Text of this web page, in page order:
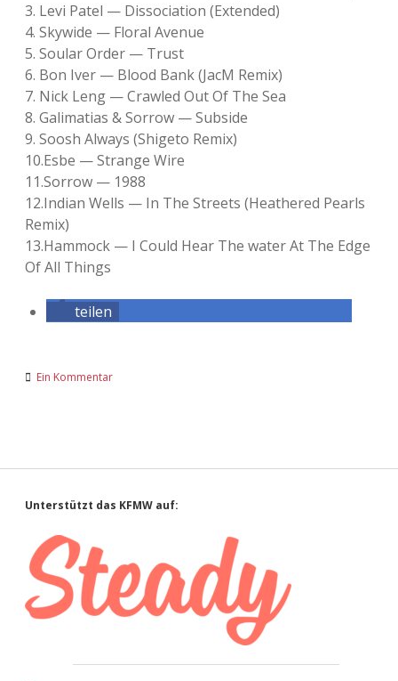
3. Levi Patel — Dis­so­cia­tion (Exten­ded)
4. Sky­wide — Flo­ral Ave­nue
5. Sou­lar Order — Trust
6. Bon Iver — Blood Bank (JacM Remix)
7. Nick Leng — Craw­led Out Of The Sea
8. Gali­ma­tias & Sor­row — Sub­side
9. Soosh Always (Shi­geto Remix)
10.Esbe — Strange Wire
11.Sorrow — 1988
12.Indian Wells — In The Streets (Hea­the­red Pearls
Remix)
13.Hammock — I Could Hear The water At The Edge
Of All Things
teilen
Ein Kommentar
Sidebar
Unterstützt das KFMW auf: